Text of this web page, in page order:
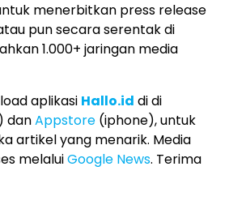
menerbitkan press release
pun secara serentak di
1.000+ jaringan media
aplikasi Hallo.id di di
danAppstore (iphone), untuk
artikel yang menarik. Media
melaluiGoogle News. Terima